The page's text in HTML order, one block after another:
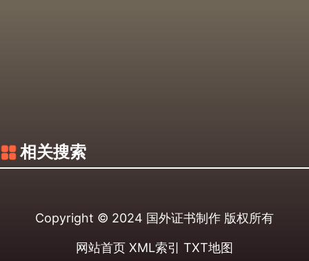
相关搜索
Copyright © 2024 国外证书制作 版权所有
网站首页 XML索引 TXT地图